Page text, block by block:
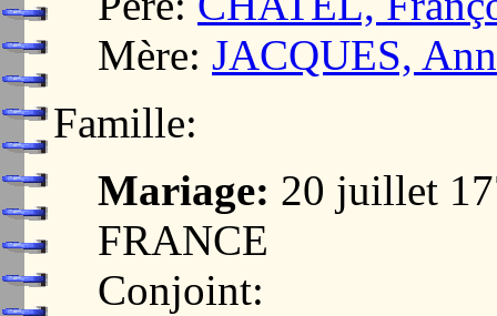
Mère: JACQUES,
Famille:
Mariage: 20 juillet
FRANCE
Conjoint: